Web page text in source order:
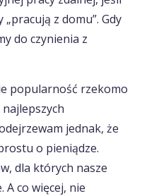
z domu”. Gdy
do czynienia z
popularność rzekomo
jednak, że
o pieniądze.
dla których nasze
co więcej, nie